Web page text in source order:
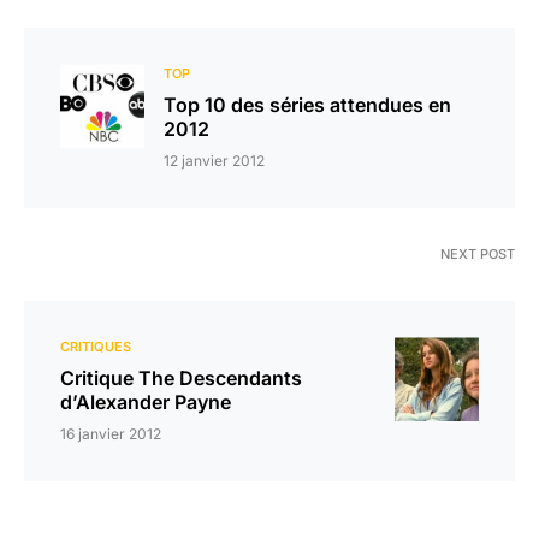
TOP
Top 10 des séries attendues en
2012
12 janvier 2012
NEXT POST
CRITIQUES
Critique The Descendants
d’Alexander Payne
16 janvier 2012